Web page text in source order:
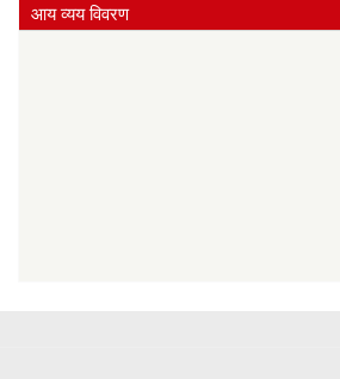
आय व्यय विवरण